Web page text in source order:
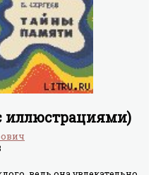
иллюстрациями)